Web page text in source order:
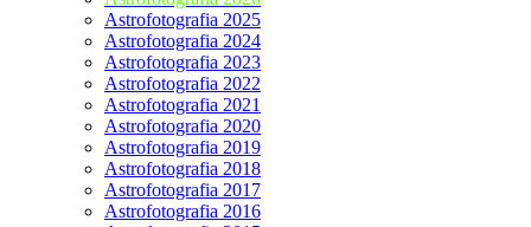
Astrofotografia 2025
Astrofotografia 2024
Astrofotografia 2023
Astrofotografia 2022
Astrofotografia 2021
Astrofotografia 2020
Astrofotografia 2019
Astrofotografia 2018
Astrofotografia 2017
Astrofotografia 2016